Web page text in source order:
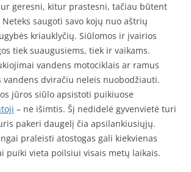
geresni, kitur prastesni, tačiau būtent
saugoti savo kojų nuo aštrių
kriauklyčių. Siūlomos ir įvairios
tiek suaugusiems, tiek ir vaikams.
vandens motociklais ar ramus
vandens dviračiu neleis nuobodžiauti.
jūros siūlo apsistoti puikiuose
– ne išimtis. Šį nedidelė gyvenvietė turi
pakeri daugelį čia apsilankiusiųjų.
praleisti atostogas gali kiekvienas
puiki vieta poilsiui visais metų laikais.